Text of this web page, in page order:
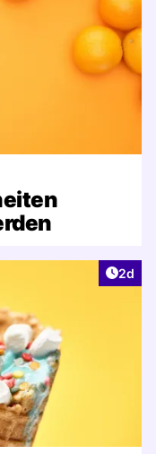
2d